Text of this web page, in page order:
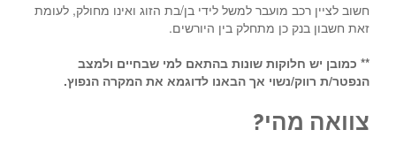
חשוב לציין רכב מועבר למשל לידי בן/בת הזוג ואינו מחולק, לעומת
זאת חשבון בנק כן מתחלק בין היורשים.
** כמובן יש חלוקות שונות בהתאם למי שבחיים ולמצב
הנפטר/ת רווק/נשוי אך הבאנו לדוגמא את המקרה הנפוץ.
צוואה מהי?